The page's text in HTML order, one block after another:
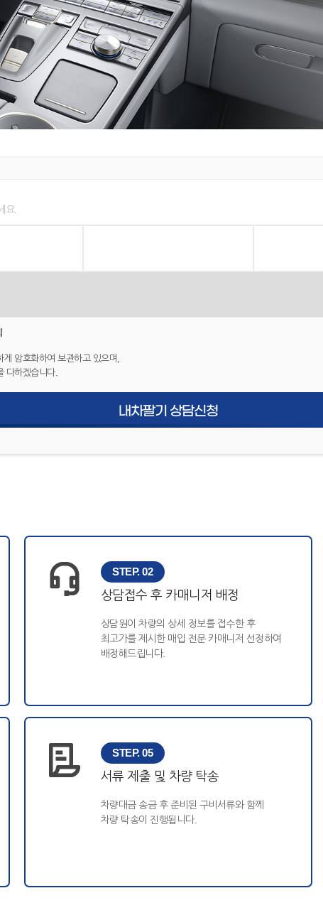
암호화하여 보관하고 있으며,
다하겠습니다.
내차팔기 상담신청
STEP. 02
상담접수 후 카매니저 배정
상담원이 차량의 상세 정보를 접수한 후
최고가를 제시한 매입 전문 카매니저 선정하여
배정해드립니다.
STEP. 05
서류 제출 및 차량 탁송
차량대금 송금 후 준비된 구비서류와 함께
차량 탁송이 진행됩니다.